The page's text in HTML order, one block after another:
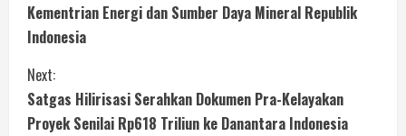
Kementrian Energi dan Sumber Daya Mineral Republik
Indonesia
Next:
Satgas Hilirisasi Serahkan Dokumen Pra-Kelayakan
Proyek Senilai Rp618 Triliun ke Danantara Indonesia